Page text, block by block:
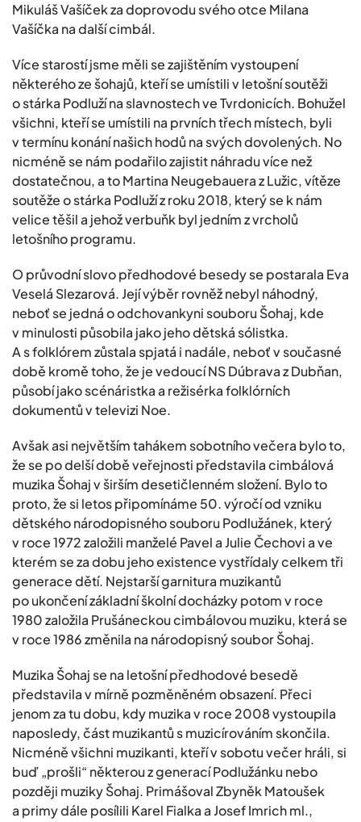
Mikuláš Vašíček za doprovodu svého otce Milana
Vašíčka na další cimbál.
Více starostí jsme měli se zajištěním vystoupení
některého ze šohajů, kteří se umístili v letošní soutěži
o stárka Podluží na slavnostech ve Tvrdonicích. Bohužel
všichni, kteří se umístili na prvních třech místech, byli
v termínu konání našich hodů na svých dovolených. No
nicméně se nám podařilo zajistit náhradu více než
dostatečnou, a to Martina Neugebauera z Lužic, vítěze
soutěže o stárka Podluží z roku 2018, který se k nám
velice těšil a jehož verbuňk byl jedním z vrcholů
letošního programu.
O průvodní slovo předhodové besedy se postarala Eva
Veselá Slezarová. Její výběr rovněž nebyl náhodný,
neboť se jedná o odchovankyni souboru Šohaj, kde
v minulosti působila jako jeho dětská sólistka.
A s folklórem zůstala spjatá i nadále, neboť v současné
době kromě toho, že je vedoucí NS Dúbrava z Dubňan,
působí jako scénáristka a režisérka folklórních
dokumentů v televizi Noe.
Avšak asi největším tahákem sobotního večera bylo to,
že se po delší době veřejnosti představila cimbálová
muzika Šohaj v širším desetičlenném složení. Bylo to
proto, že si letos připomínáme 50. výročí od vzniku
dětského národopisného souboru Podlužánek, který
v roce 1972 založili manželé Pavel a Julie Čechovi a ve
kterém se za dobu jeho existence vystřídaly celkem tři
generace dětí. Nejstarší garnitura muzikantů
po ukončení základní školní docházky potom v roce
1980 založila Prušáneckou cimbálovou muziku, která se
v roce 1986 změnila na národopisný soubor Šohaj.
Muzika Šohaj se na letošní předhodové besedě
představila v mírně pozměněném obsazení. Přeci
jenom za tu dobu, kdy muzika v roce 2008 vystoupila
naposledy, část muzikantů s muzicírováním skončila.
Nicméně všichni muzikanti, kteří v sobotu večer hráli, si
buď „prošli“ některou z generací Podlužánku nebo
později muziky Šohaj. Primášoval Zbyněk Matoušek
a primy dále posílili Karel Fialka a Josef Imrich ml.,